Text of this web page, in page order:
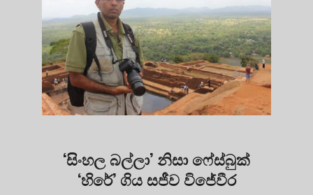
‘සිංහල බල්ලා’ නිසා ෆේස්බුක්
‘හිරේ’ ගිය සජීව විජේවීර